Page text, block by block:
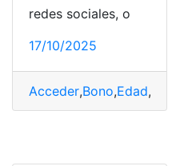
redes sociales, o
17/10/2025
Acceder,Bono,Edad,